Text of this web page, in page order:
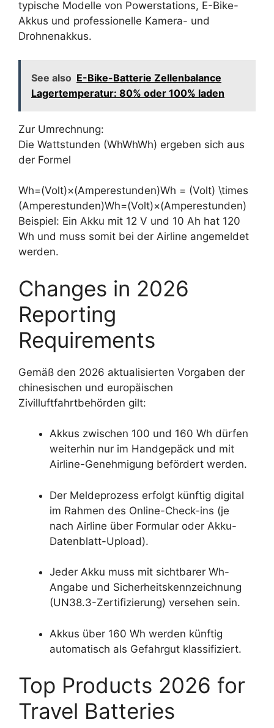
typische Modelle von Powerstations, E-Bike-
Akkus und professionelle Kamera- und
Drohnenakkus.
See also E-Bike-Batterie Zellenbalance
Lagertemperatur: 80% oder 100% laden
Zur Umrechnung:
Die Wattstunden (WhWhWh) ergeben sich aus
der Formel
Wh=(Volt)×(Amperestunden)Wh = (Volt) \times
(Amperestunden)Wh=(Volt)×(Amperestunden)
Beispiel: Ein Akku mit 12 V und 10 Ah hat 120
Wh und muss somit bei der Airline angemeldet
werden.
Changes in 2026
Reporting
Requirements
Gemäß den 2026 aktualisierten Vorgaben der
chinesischen und europäischen
Zivilluftfahrtbehörden gilt:
Akkus zwischen 100 und 160 Wh dürfen
weiterhin nur im Handgepäck und mit
Airline-Genehmigung befördert werden.
Der Meldeprozess erfolgt künftig digital
im Rahmen des Online-Check-ins (je
nach Airline über Formular oder Akku-
Datenblatt-Upload).
Jeder Akku muss mit sichtbarer Wh-
Angabe und Sicherheitskennzeichnung
(UN38.3-Zertifizierung) versehen sein.
Akkus über 160 Wh werden künftig
automatisch als Gefahrgut klassifiziert.
Top Products 2026 for
Travel Batteries